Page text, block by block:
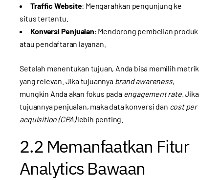
Traffic Website: Mengarahkan pengunjung ke
situs tertentu.
Konversi Penjualan: Mendorong pembelian produk
atau pendaftaran layanan.
Setelah menentukan tujuan, Anda bisa memilih metrik
yang relevan. Jika tujuannya brand awareness,
mungkin Anda akan fokus pada engagement rate. Jika
tujuannya penjualan, maka data konversi dan cost per
acquisition (CPA)lebih penting.
2.2 Memanfaatkan Fitur
Analytics Bawaan